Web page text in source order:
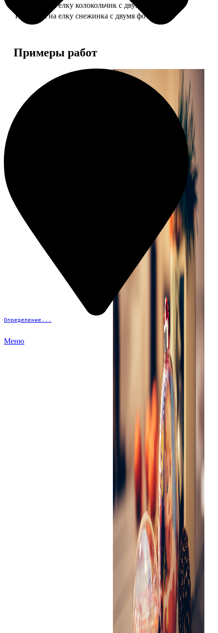
Определение...
Меню
Подвеска на елку колокольчик с двумя фото
Подвеска на елку снежинка с двумя фото
590
Примеры работ